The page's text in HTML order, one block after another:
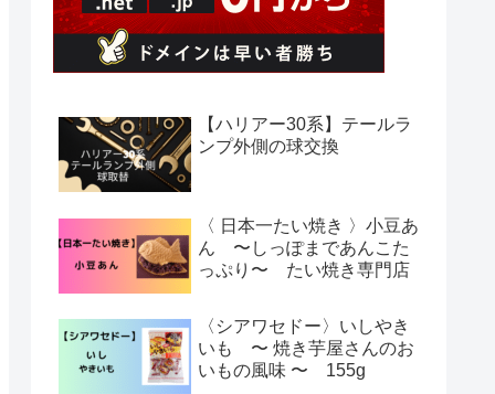
【ハリアー30系】テールラ
ンプ外側の球交換
〈 日本一たい焼き 〉小豆あ
ん 〜しっぽまであんこた
っぷり〜 たい焼き専門店
〈シアワセドー〉いしやき
いも 〜 焼き芋屋さんのお
いもの風味 〜 155g